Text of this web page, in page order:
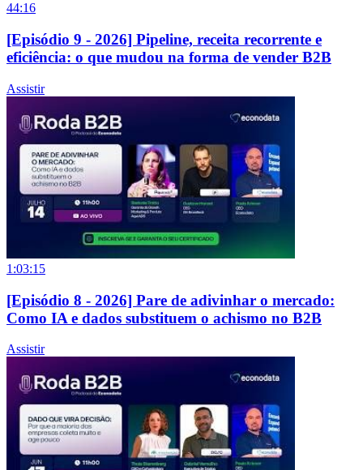
44:16
[Episódio 9 - 2026] Pipeline, receita recorrente e
eficiência: o que mudou na forma de vender B2B
Assistir
1:03:15
[Episódio 8 - 2026] Pare de adivinhar o mercado:
Como IA e dados substituem o achismo no B2B
Assistir